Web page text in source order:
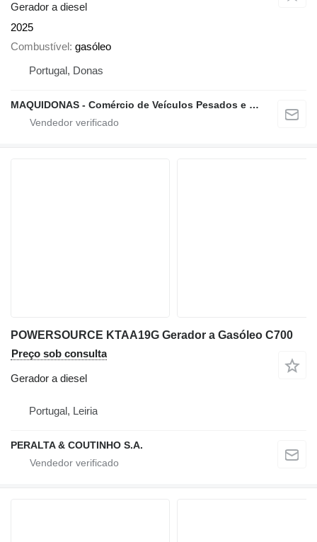
Gerador a diesel
2025
Combustível gasóleo
Portugal, Donas
MAQUIDONAS - Comércio de Veículos Pesados e Ligeiros, Lda.
POWERSOURCE KTAA19G Gerador a Gasóleo C700
Preço sob consulta
Gerador a diesel
Portugal, Leiria
PERALTA & COUTINHO S.A.